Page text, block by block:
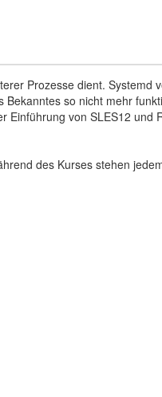
Prozesse dient. Systemd
so nicht mehr
von SLES12 und
des Kurses stehen